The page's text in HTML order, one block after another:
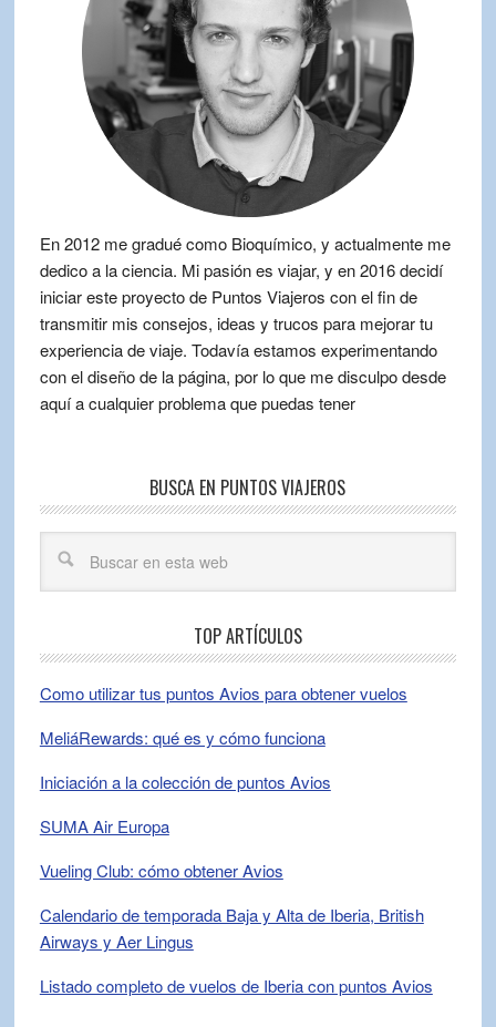
En 2012 me gradué como Bioquímico, y actualmente me
dedico a la ciencia. Mi pasión es viajar, y en 2016 decidí
iniciar este proyecto de Puntos Viajeros con el fin de
transmitir mis consejos, ideas y trucos para mejorar tu
experiencia de viaje. Todavía estamos experimentando
con el diseño de la página, por lo que me disculpo desde
aquí a cualquier problema que puedas tener
BUSCA EN PUNTOS VIAJEROS
TOP ARTÍCULOS
Como utilizar tus puntos Avios para obtener vuelos
MeliáRewards: qué es y cómo funciona
Iniciación a la colección de puntos Avios
SUMA Air Europa
Vueling Club: cómo obtener Avios
Calendario de temporada Baja y Alta de Iberia, British
Airways y Aer Lingus
Listado completo de vuelos de Iberia con puntos Avios